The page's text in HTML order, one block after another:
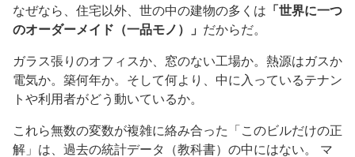
なぜなら、住宅以外、世の中の建物の多くは 「世界に一つ
のオーダーメイド（一品モノ）」 だからだ。
ガラス張りのオフィスか、窓のない工場か。熱源はガスか
電気か。築何年か。そして何より、中に入っているテナン
トや利用者がどう動いているか。
これら無数の変数が複雑に絡み合った「このビルだけの正
解」は、過去の統計データ（教科書）の中にはない。 マ